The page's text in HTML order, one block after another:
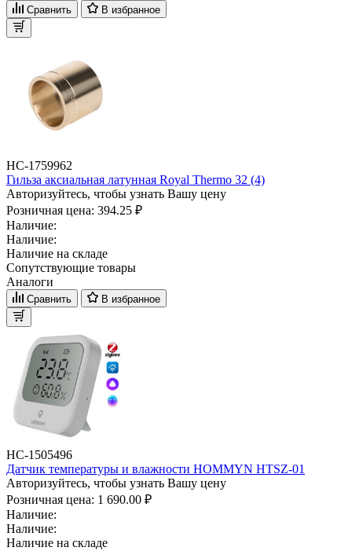
Сравнить В избранное
НС-1759962
Гильза аксиальная латунная Royal Thermo 32 (4)
Авторизуйтесь, чтобы узнать Вашу цену
Розничная цена: 394.25 ₽
Наличие:
Наличие:
Наличие на складе
Сопутствующие товары
Аналоги
Сравнить В избранное
НС-1505496
Датчик температуры и влажности HOMMYN HTSZ-01
Авторизуйтесь, чтобы узнать Вашу цену
Розничная цена: 1 690.00 ₽
Наличие:
Наличие:
Наличие на складе